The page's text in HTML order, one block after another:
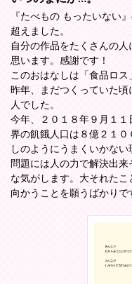
『たべもの もったいない
超えました。
自分の作品をたくさんの人
思います。感謝です！
このおはなしは「食品ロス
昨年、まだつくっていた
人でした。
今年、２０１８年９月１
界の飢餓人口は８億２１
しのようにうまくいかない
問題には人の力で解決出
な気がします。大それた
向かうことを願うばかりで